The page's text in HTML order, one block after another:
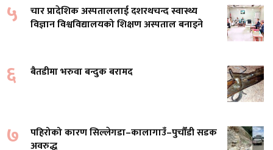
५
चार प्रादेशिक अस्पताललाई दशरथचन्द स्वास्थ्य
विज्ञान विश्वविद्यालयको शिक्षण अस्पताल बनाइने
६ बैतडीमा भरुवा बन्दुक बरामद
७
पहिरोको कारण सिल्लेगडा–कालागाउँ–पुर्चौंडी सडक
अवरुद्ध